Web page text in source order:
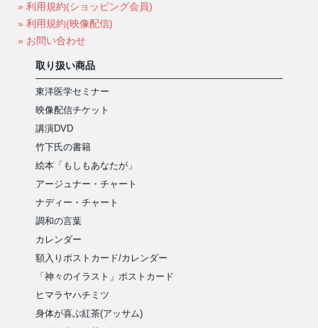
» 利用規約(ショッピング会員)
» 利用規約(映像配信)
» お問い合わせ
取り扱い商品
東洋医学セミナー
映像配信チケット
講演DVD
竹下氏の書籍
絵本「もしもあなたが」
アージュナー・チャート
ナディー・チャート
調和の言葉
カレンダー
額入りポストカード/カレンダー
「神々のイラスト」ポストカード
ヒマラヤハチミツ
身体が喜ぶ紅茶(アッサム)